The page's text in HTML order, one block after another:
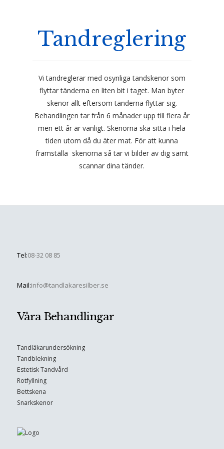
Tandreglering
Vi tandreglerar med osynliga tandskenor som
flyttar tänderna en liten bit i taget. Man byter
skenor allt eftersom tänderna flyttar sig.
Behandlingen tar från 6 månader upp till flera år
men ett år är vanligt. Skenorna ska sitta i hela
tiden utom då du äter mat. För att kunna
framställa skenorna så tar vi bilder av dig samt
scannar dina tänder.
Tel:08-32 08 85
Mail:info@tandlakaresilber.se
Våra Behandlingar
Tandläkarundersökning
Tandblekning
Estetisk Tandvård
Rotfyllning
Bettskena
Snarkskenor